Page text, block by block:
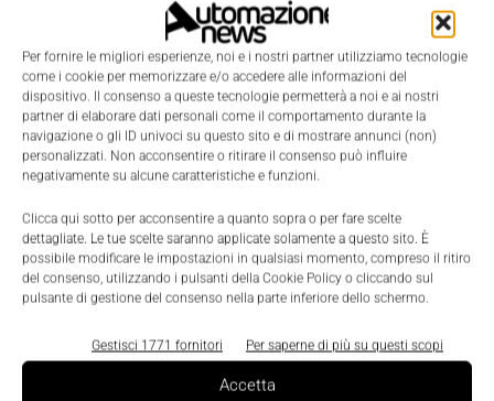
Per fornire le migliori esperienze, noi e i nostri partner utilizziamo tecnologie
come i cookie per memorizzare e/o accedere alle informazioni del
dispositivo. Il consenso a queste tecnologie permetterà a noi e ai nostri
partner di elaborare dati personali come il comportamento durante la
navigazione o gli ID univoci su questo sito e di mostrare annunci (non)
personalizzati. Non acconsentire o ritirare il consenso può influire
negativamente su alcune caratteristiche e funzioni.
Clicca qui sotto per acconsentire a quanto sopra o per fare scelte
dettagliate. Le tue scelte saranno applicate solamente a questo sito. È
possibile modificare le impostazioni in qualsiasi momento, compreso il ritiro
del consenso, utilizzando i pulsanti della Cookie Policy o cliccando sul
pulsante di gestione del consenso nella parte inferiore dello schermo.
Gestisci 1771 fornitori Per saperne di più su questi scopi
Accetta
con la scheda Via Epia-P720, dotata di processore
fanless Via Eden Ulv da 1 GHz. Per quanto riguarda
le possibilità di storage, Via Amos-3001 dispone di
interfaccia Ide a 44-pin per unità drive Disk on
Module Flash, a cui è possibile aggiungere uno
chassis di espansione opzionale con sotto-sistema
standard da 2.5". Un connettore RJ45 incorporato
consente il collegamento di rete Gigabit mentre il
codec Via VT1708B offre il supporto audio HD. Tra le
disposizione 4 porte Usb 2.0, una porta Gpio, una
porta Com, Watchdog Timer programmabile e gli